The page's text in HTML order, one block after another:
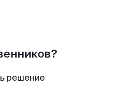
решение